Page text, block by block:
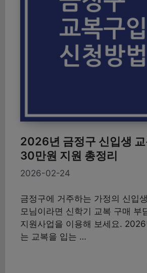
2026년 금정구 신입생
30만원 지원 총정리
2026-02-24
금정구에 거주하는 가정의 신입
모님이라면 신학기 교복 구매 부
지원사업을 이용해 보세요.
는 교복을 입는 …